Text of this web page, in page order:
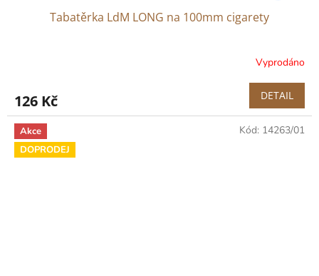
Tabatěrka LdM LONG na 100mm cigarety
Vyprodáno
126 Kč DETAIL
Akce
DOPRODEJ
Kód: 14263/01